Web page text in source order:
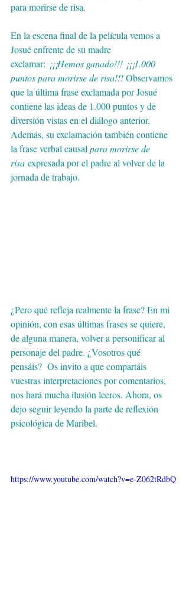
para morirse de risa.
En la escena final de la película vemos a
Josué enfrente de su madre
exclamar: ¡¡¡Hemos ganado!!! ¡¡¡1.000
puntos para morirse de risa!!! Observamos
que la última frase exclamada por Josué
contiene las ideas de 1.000 puntos y de
diversión vistas en el diálogo anterior.
Además, su exclamación también contiene
la frase verbal causal para morirse de
risa expresada por el padre al volver de la
jornada de trabajo.
¿Pero qué refleja realmente la frase? En mi
opinión, con esas últimas frases se quiere,
de alguna manera, volver a personificar al
personaje del padre. ¿Vosotros qué
pensáis?  Os invito a que compartáis
vuestras interpretaciones por comentarios,
nos hará mucha ilusión leeros. Ahora, os
dejo seguir leyendo la parte de reflexión
psicológica de Maribel.
https://www.youtube.com/watch?v=e-Z062tRdbQ